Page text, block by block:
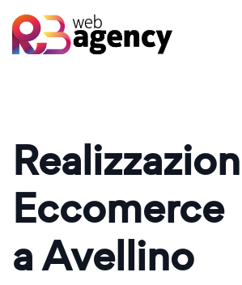
Eccomerce
a Avellino